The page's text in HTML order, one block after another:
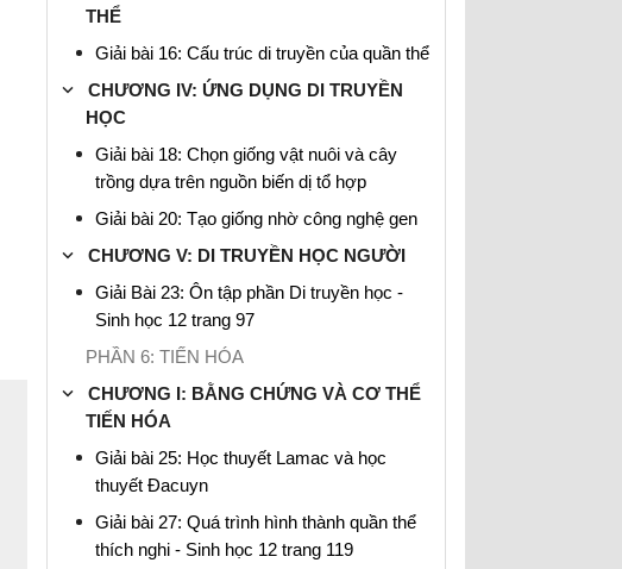
THỂ
Giải bài 16: Cấu trúc di truyền của quần thể
CHƯƠNG IV: ỨNG DỤNG DI TRUYỀN
HỌC
Giải bài 18: Chọn giống vật nuôi và cây
trồng dựa trên nguồn biến dị tổ hợp
Giải bài 20: Tạo giống nhờ công nghệ gen
CHƯƠNG V: DI TRUYỀN HỌC NGƯỜI
Giải Bài 23: Ôn tập phần Di truyền học -
Sinh học 12 trang 97
PHẦN 6: TIẾN HÓA
CHƯƠNG I: BẰNG CHỨNG VÀ CƠ THỂ
TIẾN HÓA
Giải bài 25: Học thuyết Lamac và học
thuyết Đacuyn
Giải bài 27: Quá trình hình thành quần thể
thích nghi - Sinh học 12 trang 119